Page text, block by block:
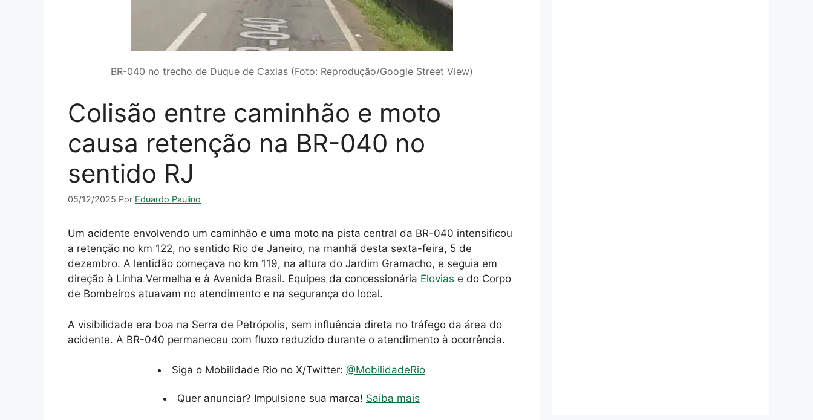
BR-040 no trecho de Duque de Caxias (Foto: Reprodução/Google Street View)
Colisão entre caminhão e moto
causa retenção na BR-040 no
sentido RJ
05/12/2025 Por Eduardo Paulino
Um acidente envolvendo um caminhão e uma moto na pista central da BR-040 intensificou
a retenção no km 122, no sentido Rio de Janeiro, na manhã desta sexta-feira, 5 de
dezembro. A lentidão começava no km 119, na altura do Jardim Gramacho, e seguia em
direção à Linha Vermelha e à Avenida Brasil. Equipes da concessionária Elovias e do Corpo
de Bombeiros atuavam no atendimento e na segurança do local.
A visibilidade era boa na Serra de Petrópolis, sem influência direta no tráfego da área do
acidente. A BR-040 permaneceu com fluxo reduzido durante o atendimento à ocorrência.
Siga o Mobilidade Rio no X/Twitter: @MobilidadeRio
Quer anunciar? Impulsione sua marca! Saiba mais